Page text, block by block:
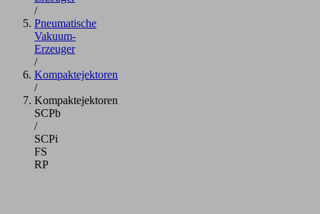
/
Pneumatische
Vakuum-
Erzeuger
/
Kompaktejektoren
/
Kompaktejektoren
SCPb
/
SCPi
FS
RP